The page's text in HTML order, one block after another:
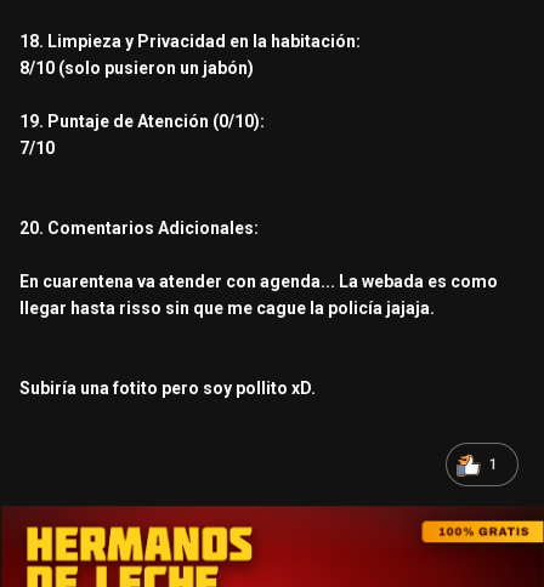
18. Limpieza y Privacidad en la habitación:
8/10 (solo pusieron un jabón)
19. Puntaje de Atención (0/10):
7/10
20. Comentarios Adicionales:
En cuarentena va atender con agenda... La webada es como
llegar hasta risso sin que me cague la policía jajaja.
Subiría una fotito pero soy pollito xD.
1